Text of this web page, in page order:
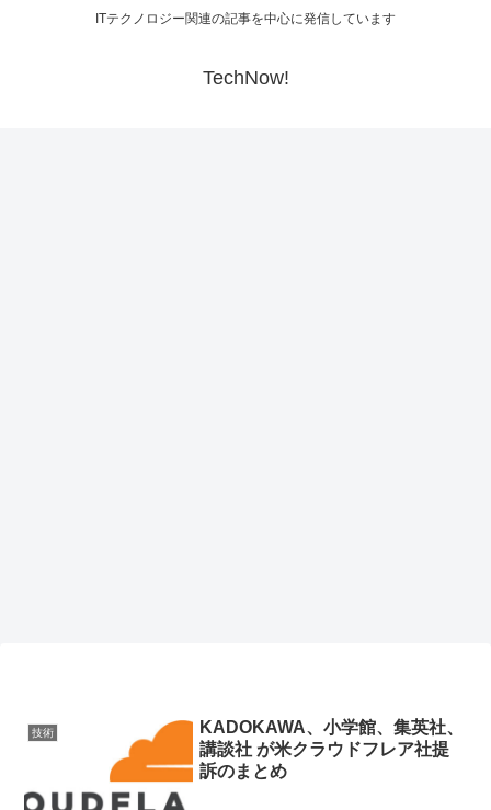
ITテクノロジー関連の記事を中心に発信しています
TechNow!
技術
KADOKAWA、小学館、集英社、
講談社 が米クラウドフレア社提
訴のまとめ